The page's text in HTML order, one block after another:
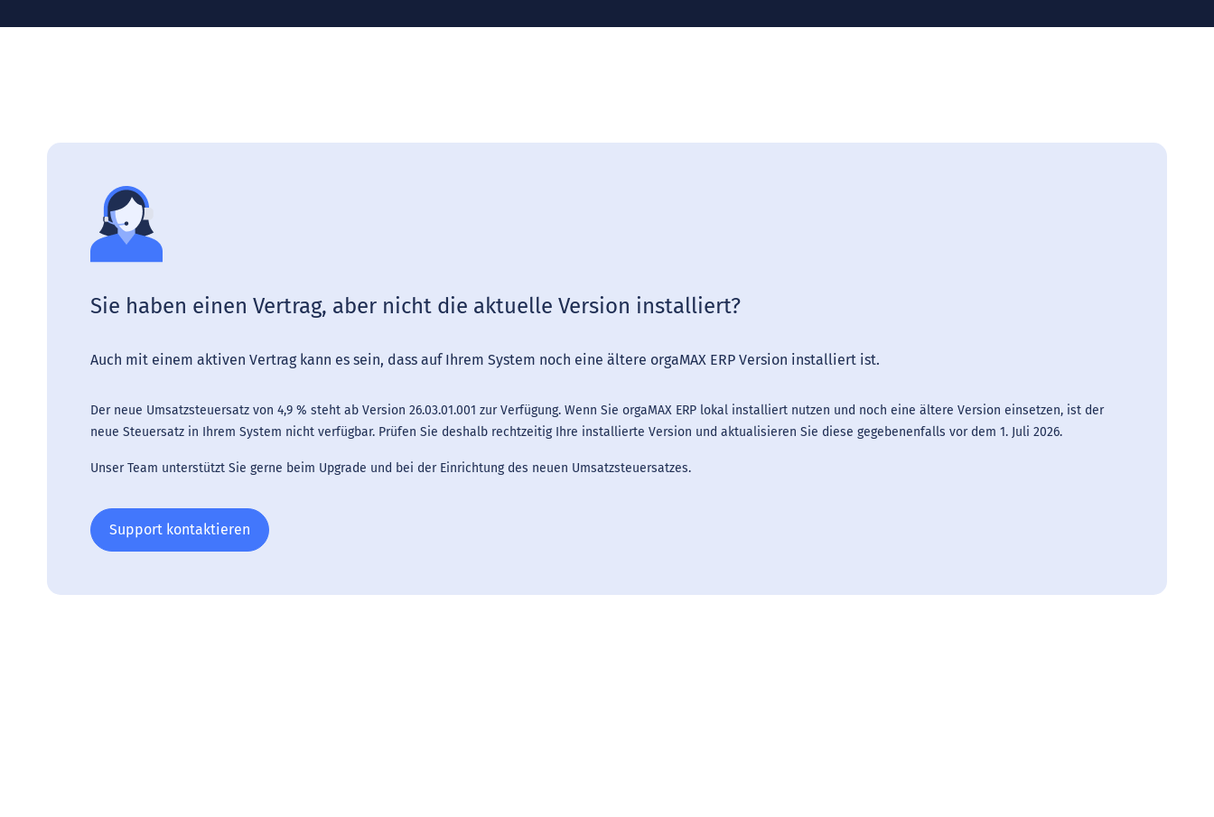
Sie haben einen Vertrag, aber nicht die aktuelle Version installiert?
Auch mit einem aktiven Vertrag kann es sein, dass auf Ihrem System noch eine ältere orgaMAX ERP Version installiert ist.
Der neue Umsatzsteuersatz von 4,9 % steht ab Version 26.03.01.001 zur Verfügung. Wenn Sie orgaMAX ERP lokal installiert nutzen und noch eine ältere Version einsetzen, ist der
neue Steuersatz in Ihrem System nicht verfügbar. Prüfen Sie deshalb rechtzeitig Ihre installierte Version und aktualisieren Sie diese gegebenenfalls vor dem 1. Juli 2026.
Unser Team unterstützt Sie gerne beim Upgrade und bei der Einrichtung des neuen Umsatzsteuersatzes.
Support kontaktieren